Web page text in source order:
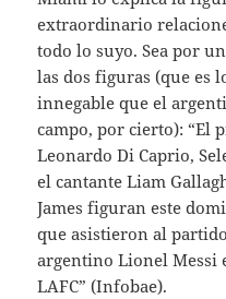
extraordinario
todo lo suyo. Sea por
las dos figuras (que es
innegable que el
campo, por cierto): “El
Leonardo Di Caprio,
el cantante Liam
James figuran este
que asistieron al
argentino Lionel Messi
LAFC” (Infobae).